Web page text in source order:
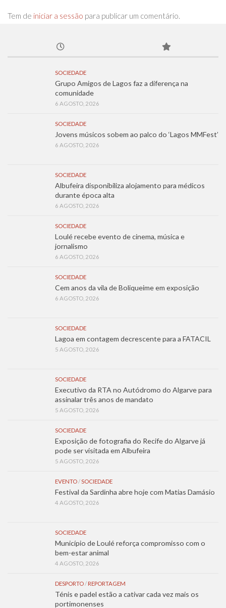
Tem de iniciar a sessão para publicar um comentário.
SOCIEDADE
Grupo Amigos de Lagos faz a diferença na
comunidade
6 AGOSTO, 2026
SOCIEDADE
Jovens músicos sobem ao palco do ‘Lagos MMFest’
6 AGOSTO, 2026
SOCIEDADE
Albufeira disponibiliza alojamento para médicos
durante época alta
6 AGOSTO, 2026
SOCIEDADE
Loulé recebe evento de cinema, música e
jornalismo
6 AGOSTO, 2026
SOCIEDADE
Cem anos da vila de Boliqueime em exposição
6 AGOSTO, 2026
SOCIEDADE
Lagoa em contagem decrescente para a FATACIL
5 AGOSTO, 2026
SOCIEDADE
Executivo da RTA no Autódromo do Algarve para
assinalar três anos de mandato
5 AGOSTO, 2026
SOCIEDADE
Exposição de fotografia do Recife do Algarve já
pode ser visitada em Albufeira
5 AGOSTO, 2026
EVENTO/SOCIEDADE
Festival da Sardinha abre hoje com Matias Damásio
4 AGOSTO, 2026
SOCIEDADE
Município de Loulé reforça compromisso com o
bem-estar animal
4 AGOSTO, 2026
DESPORTO/ REPORTAGEM
Ténis e padel estão a cativar cada vez mais os
portimonenses